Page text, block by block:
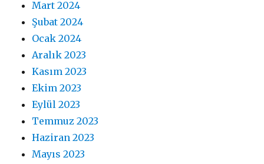
Mart 2024
Şubat 2024
Ocak 2024
Aralık 2023
Kasım 2023
Ekim 2023
Eylül 2023
Temmuz 2023
Haziran 2023
Mayıs 2023